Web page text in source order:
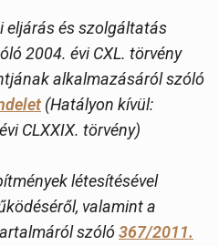
és szolgáltatás
2004. évi CXL. törvény
alkalmazásáról szóló
(Hatályon kívül:
CLXXIX. törvény)
létesítésével
valamint a
szóló367/2011.